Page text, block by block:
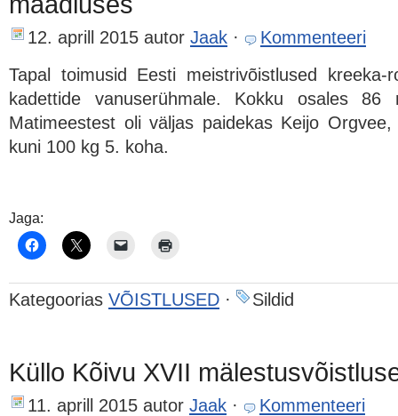
12. aprill 2015 autor Jaak ·
Kommenteeri
Tapal toimusid Eesti meistrivõistlused kreeka-
kadettide vanuserühmale. Kokku osales 86
Matimeestest oli väljas paidekas Keijo
kuni 100 kg 5. koha.
Jaga:
Kategoorias VÕISTLUSED · Sildid
Küllo Kõivu XVII
11. aprill 2015 autor Jaak ·
Kommenteeri